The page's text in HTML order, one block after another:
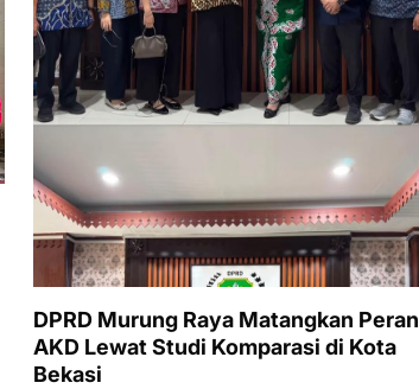
DPRD Murung Raya Matangkan Peran
AKD Lewat Studi Komparasi di Kota
Bekasi